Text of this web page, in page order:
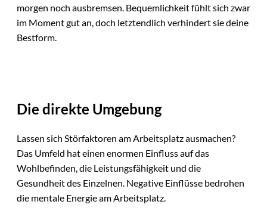
morgen noch ausbremsen. Bequemlichkeit fühlt sich zwar
im Moment gut an, doch letztendlich verhindert sie deine
Bestform.
Die direkte Umgebung
Lassen sich Störfaktoren am Arbeitsplatz ausmachen?
Das Umfeld hat einen enormen Einfluss auf das
Wohlbefinden, die Leistungsfähigkeit und die
Gesundheit des Einzelnen. Negative Einflüsse bedrohen
die mentale Energie am Arbeitsplatz.